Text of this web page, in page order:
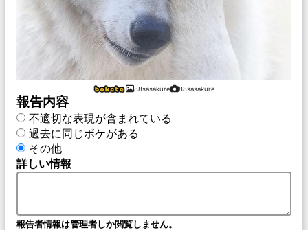
88sasakure 88sasakure
報告内容
不適切な表現が含まれている
過去に同じボケがある
その他
詳しい情報
報告者情報は管理者しか閲覧しません。